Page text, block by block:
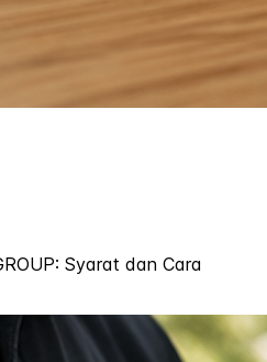
Syarat dan Cara